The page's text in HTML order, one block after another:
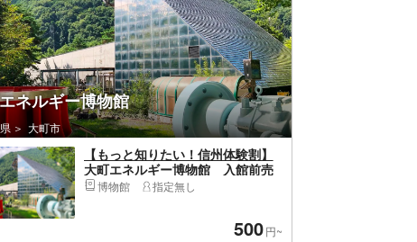
ネルギー博物館
大町市
【もっと知りたい！信州体験割】
大町エネルギー博物館 入館前売
り電子チケット（クレジット対
博物館 指定無し
500円~